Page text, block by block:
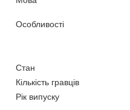
Особливості
Стан
Кількість гравців
Рік випуску